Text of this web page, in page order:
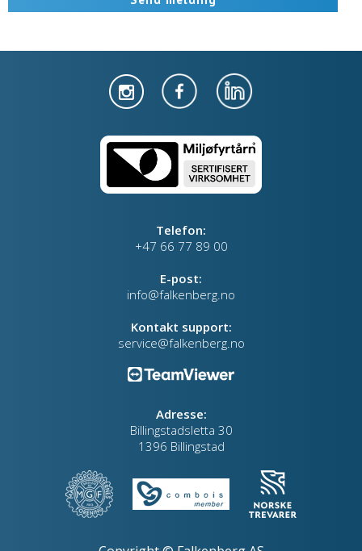
Telefon:
+47 66 77 89 00
E-post:
info@falkenberg.no
Kontakt support:
service@falkenberg.no
Adresse:
Billingstadsletta 30
1396 Billingstad